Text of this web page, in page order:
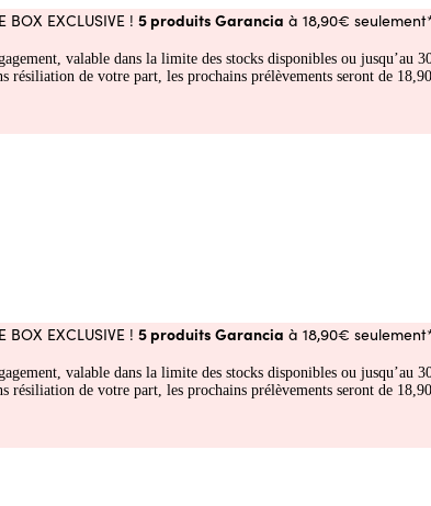
BOX EXCLUSIVE ! 5 produits Garancia à 18,90€
valable dans la limite des stocks disponibles ou jusqu’au
de votre part, les prochains prélèvements seront de
BOX EXCLUSIVE ! 5 produits Garancia à 18,90€
valable dans la limite des stocks disponibles ou jusqu’au
de votre part, les prochains prélèvements seront de